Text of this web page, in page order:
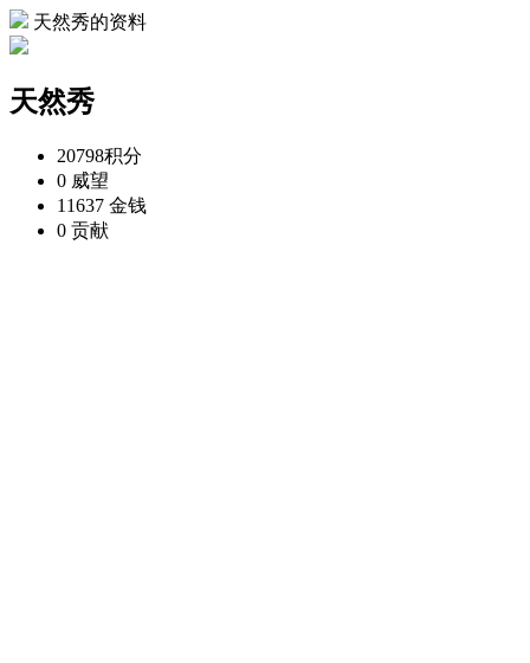
天然秀的资料
天然秀
20798积分
0 威望
11637 金钱
0 贡献